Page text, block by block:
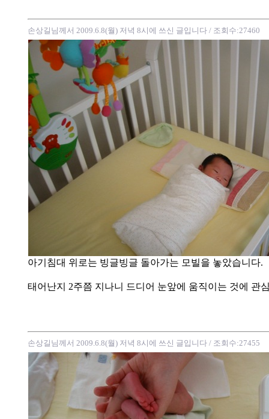
손상길님께서 2009.6.8(월) 저녁 8시에 쓰신 글입니다 / 조회수:27460
아기침대 위로는 빙글빙글 돌아가는 모빌을 놓았습니다.
태어난지 2주쯤 지나니 드디어 눈앞에 움직이는 것에 관
손상길님께서 2009.6.8(월) 저녁 8시에 쓰신 글입니다 / 조회수:27455